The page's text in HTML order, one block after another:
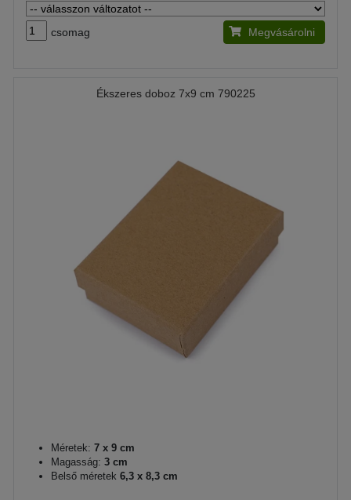
csomag Megvásárolni
Ékszeres doboz 7x9 cm 790225
Méretek: 7 x 9 cm
Magasság: 3 cm
Belső méretek 6,3 x 8,3 cm